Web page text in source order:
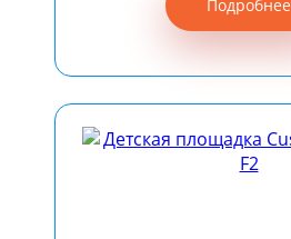
Подробнее